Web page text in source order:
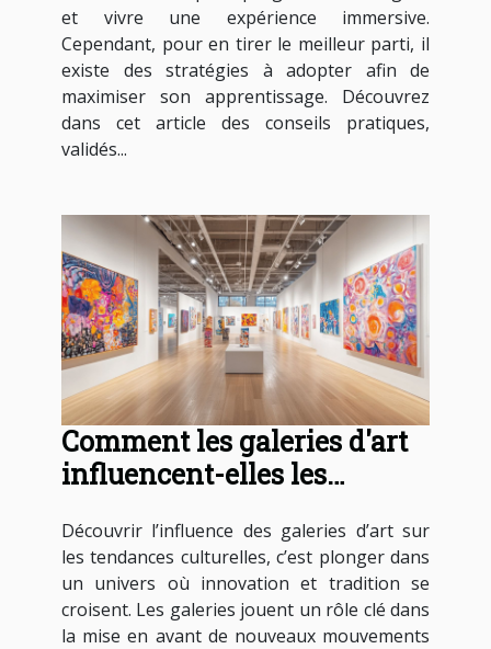
et vivre une expérience immersive.
Cependant, pour en tirer le meilleur parti, il
existe des stratégies à adopter afin de
maximiser son apprentissage. Découvrez
dans cet article des conseils pratiques,
validés...
Comment les galeries d'art
influencent-elles les
Découvrir l’influence des galeries d’art sur
les tendances culturelles, c’est plonger dans
un univers où innovation et tradition se
croisent. Les galeries jouent un rôle clé dans
la mise en avant de nouveaux mouvements